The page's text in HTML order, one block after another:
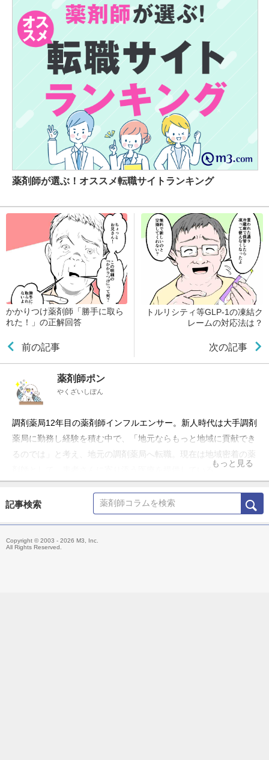
薬剤師が選ぶ！オススメ転職サイトランキング
かかりつけ薬剤師「勝手に取ら
れた！」の正解回答
前の記事
トルリシティ等GLP-1の凍結ク
レームの対応法は？
次の記事
薬剤師ポン
やくざいしぽん
調剤薬局12年目の薬剤師インフルエンサー。新人時代は大手調剤
薬局に勤務し経験を積む中で、「地元ならもっと地域に貢献でき
るのでは」と考え、地元の調剤薬局へ転職。現在は地域密着の薬
剤師として、患者さんに寄り添う医療を提供している。
自身の薬剤師経験を活かし、薬剤師のキャリアや生き方を追求す
るブログ「ポンマガジン」を運営中。 また、著書としてKindle本
ったこと』、『薬剤師のためのクレーム対応：クレームを通して
もっと見る
記事検索
Copyright © 2003 - 2026 M3, Inc.
All Rights Reserved.